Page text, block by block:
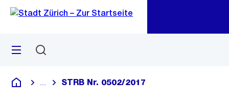
Navigation
Sprunglink
Menü
Deutsch
Blende alle Breadcrumbs ein
STRB Nr. 0502/2017